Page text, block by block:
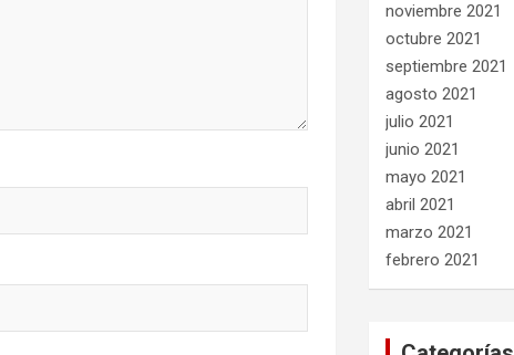
noviembre 2021
octubre 2021
septiembre 2021
agosto 2021
julio 2021
junio 2021
mayo 2021
abril 2021
marzo 2021
febrero 2021